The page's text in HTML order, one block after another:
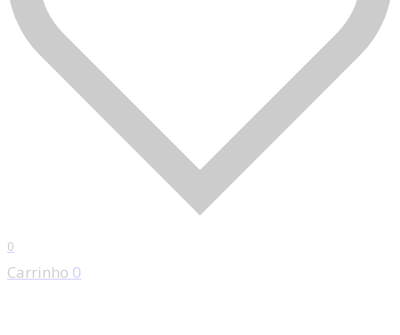
0
Carrinho 0